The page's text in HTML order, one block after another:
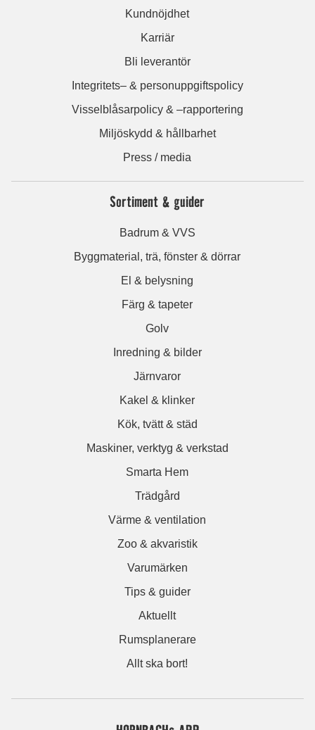
Kundnöjdhet
Karriär
Bli leverantör
Integritets– & personuppgiftspolicy
Visselblåsarpolicy & –rapportering
Miljöskydd & hållbarhet
Press / media
Sortiment & guider
Badrum & VVS
Byggmaterial, trä, fönster & dörrar
El & belysning
Färg & tapeter
Golv
Inredning & bilder
Järnvaror
Kakel & klinker
Kök, tvätt & städ
Maskiner, verktyg & verkstad
Smarta Hem
Trädgård
Värme & ventilation
Zoo & akvaristik
Varumärken
Tips & guider
Aktuellt
Rumsplanerare
Allt ska bort!